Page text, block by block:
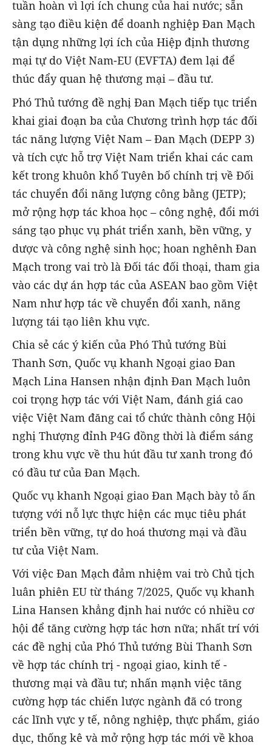
tuần hoàn vì lợi ích chung của hai nước; sẵn
sàng tạo điều kiện để doanh nghiệp Đan Mạch
tận dụng những lợi ích của Hiệp định thương
mại tự do Việt Nam-EU (EVFTA) đem lại để
thúc đẩy quan hệ thương mại – đầu tư.
Phó Thủ tướng đề nghị Đan Mạch tiếp tục triển
khai giai đoạn ba của Chương trình hợp tác đối
tác năng lượng Việt Nam – Đan Mạch (DEPP 3)
và tích cực hỗ trợ Việt Nam triển khai các cam
kết trong khuôn khổ Tuyên bố chính trị về Đối
tác chuyển đổi năng lượng công bằng (JETP);
mở rộng hợp tác khoa học – công nghệ, đổi mới
sáng tạo phục vụ phát triển xanh, bền vững, y
dược và công nghệ sinh học; hoan nghênh Đan
Mạch trong vai trò là Đối tác đối thoại, tham gia
vào các dự án hợp tác của ASEAN bao gồm Việt
Nam như hợp tác về chuyển đổi xanh, năng
lượng tái tạo liên khu vực.
Chia sẻ các ý kiến của Phó Thủ tướng Bùi
Thanh Sơn, Quốc vụ khanh Ngoại giao Đan
Mạch Lina Hansen nhận định Đan Mạch luôn
coi trọng hợp tác với Việt Nam, đánh giá cao
việc Việt Nam đăng cai tổ chức thành công Hội
nghị Thượng đỉnh P4G đồng thời là điểm sáng
trong khu vực về thu hút đầu tư xanh trong đó
có đầu tư của Đan Mạch.
Quốc vụ khanh Ngoại giao Đan Mạch bày tỏ ấn
tượng với nỗ lực thực hiện các mục tiêu phát
triển bền vững, tự do hoá thương mại và đầu
tư của Việt Nam.
Với việc Đan Mạch đảm nhiệm vai trò Chủ tịch
luân phiên EU từ tháng 7/2025, Quốc vụ khanh
Lina Hansen khẳng định hai nước có nhiều cơ
hội để tăng cường hợp tác hơn nữa; nhất trí với
các đề nghị của Phó Thủ tướng Bùi Thanh Sơn
về hợp tác chính trị - ngoại giao, kinh tế -
thương mại và đầu tư; nhấn mạnh việc tăng
cường hợp tác chiến lược ngành đã có trong
các lĩnh vực y tế, nông nghiệp, thực phẩm, giáo
dục, thống kê và mở rộng hợp tác mới về khoa